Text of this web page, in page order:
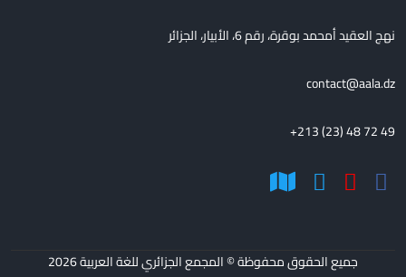
نهج العقيد أمحمد بوقرة، رقم 6، الأبيار، الجزائر
contact@aala.dz
+213 (23) 48 72 49
جميع الحقوق محفوظة © المجمع الجزائري للغة العربية2026